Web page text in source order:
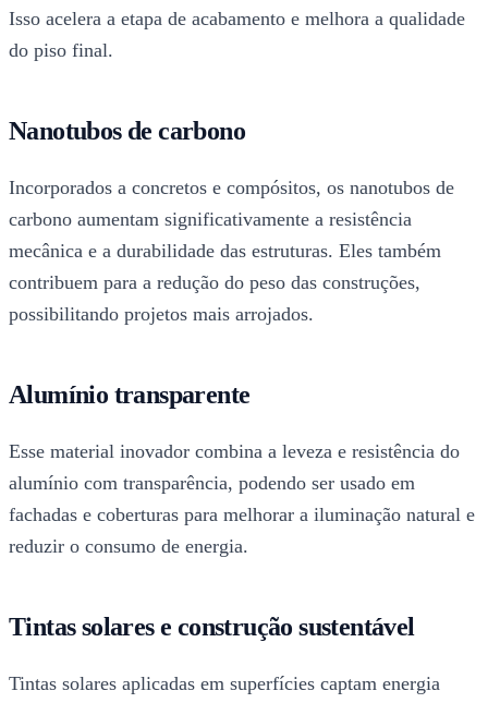
Isso acelera a etapa de acabamento e melhora a qualidade
do piso final.
Nanotubos de carbono
Incorporados a concretos e compósitos, os nanotubos de
carbono aumentam significativamente a resistência
mecânica e a durabilidade das estruturas. Eles também
contribuem para a redução do peso das construções,
possibilitando projetos mais arrojados.
Alumínio transparente
Esse material inovador combina a leveza e resistência do
alumínio com transparência, podendo ser usado em
fachadas e coberturas para melhorar a iluminação natural e
reduzir o consumo de energia.
Tintas solares e construção sustentável
Tintas solares aplicadas em superfícies captam energia